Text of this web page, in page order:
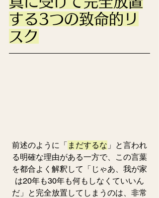
する3つの致命的リ
スク
前述のように「 まだするな 」と言われ
る明確な理由がある一方で、この言葉
を都合よく解釈して「じゃあ、我が家
は20年も30年も何もしなくていいん
だ」と完全放置してしまうのは、非常